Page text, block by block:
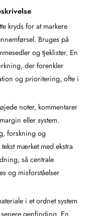
kryds for at markere
Bruges på
og tjeklister. En
der forenkler
og prioritering, ofte i
noter, kommentarer
eller system.
forskning og
mærket med ekstra
så centrale
og misforståelser
i et ordnet system
genfinding. En